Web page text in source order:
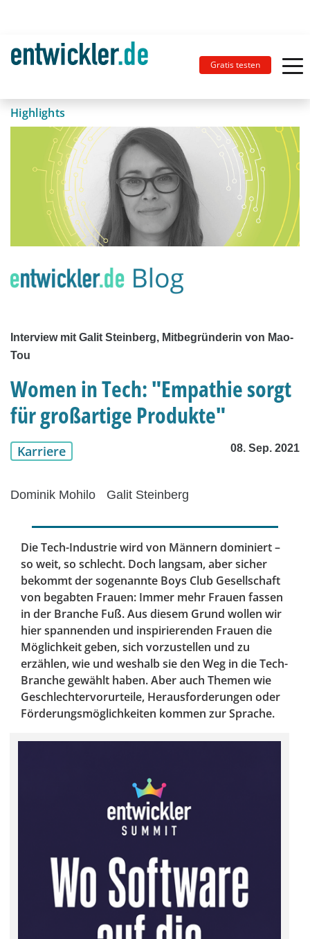
Gratis testen
Highlights
Interview mit Galit Steinberg, Mitbegründerin von Mao-
Tou
Women in Tech: "Empathie sorgt
für großartige Produkte"
Karriere 08. Sep. 2021
Dominik Mohilo Galit Steinberg
Die Tech-Industrie wird von Männern dominiert –
so weit, so schlecht. Doch langsam, aber sicher
bekommt der sogenannte Boys Club Gesellschaft
von begabten Frauen: Immer mehr Frauen fassen
in der Branche Fuß. Aus diesem Grund wollen wir
hier spannenden und inspirierenden Frauen die
Möglichkeit geben, sich vorzustellen und zu
erzählen, wie und weshalb sie den Weg in die Tech-
Branche gewählt haben. Aber auch Themen wie
Geschlechtervorurteile, Herausforderungen oder
Förderungsmöglichkeiten kommen zur Sprache.